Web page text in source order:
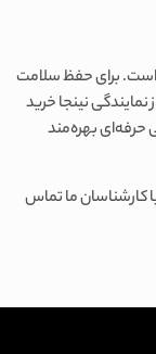
است. برای حفظ سلامت
نینجا خرید
حرفه‌ای بهره‌مند
کارشناسان ما تماس